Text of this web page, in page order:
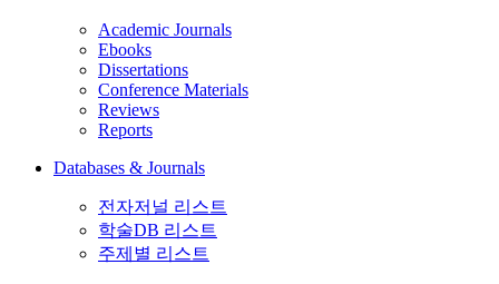
Academic Journals
Ebooks
Dissertations
Conference Materials
Reviews
Reports
Databases & Journals
전자저널 리스트
학술DB 리스트
주제별 리스트